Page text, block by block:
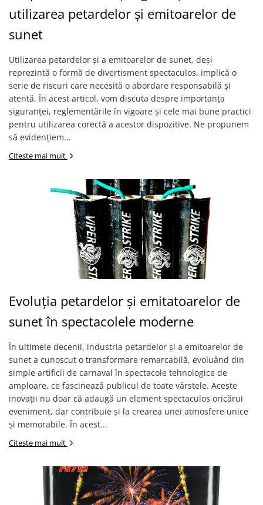
utilizarea petardelor și emitoarelor de
sunet
Utilizarea petardelor și a emitoarelor de sunet, deși
reprezintă o formă de divertisment spectaculos, implică o
serie de riscuri care necesită o abordare responsabilă și
atentă. În acest articol, vom discuta despre importanța
siguranței, reglementările în vigoare și cele mai bune practici
pentru utilizarea corectă a acestor dispozitive. Ne propunem
să evidențiem...
Citeste mai mult
Evoluția petardelor și emitatoarelor de
sunet în spectacolele moderne
În ultimele decenii, industria petardelor și a emitoarelor de
sunet a cunoscut o transformare remarcabilă, evoluând din
simple artificii de carnaval în spectacole tehnologice de
amploare, ce fascinează publicul de toate vârstele. Aceste
inovații nu doar că adaugă un element spectaculos oricărui
eveniment, dar contribuie și la crearea unei atmosfere unice
și memorabile. În acest...
Citeste mai mult